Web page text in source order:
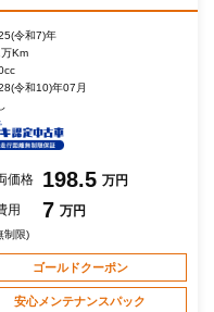
令和7)年
Km
令和10)年07月
価格 198.5 万円
用
7 万円
制限)
ゴールドクーポン
安心メンテナンスパック